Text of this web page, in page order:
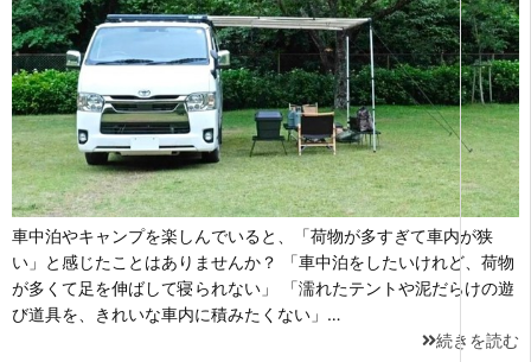
車中泊やキャンプを楽しんでいると、「荷物が多すぎて車内が狭
い」と感じたことはありませんか？ 「車中泊をしたいけれど、荷物
が多くて足を伸ばして寝られない」 「濡れたテントや泥だらけの遊
び道具を、きれいな車内に積みたくない」…
続きを読む